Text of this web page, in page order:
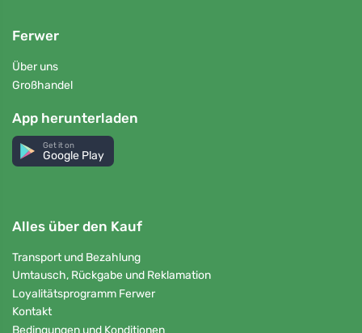
Ferwer
Über uns
Großhandel
App herunterladen
Get it on
Google Play
Alles über den Kauf
Transport und Bezahlung
Umtausch, Rückgabe und Reklamation
Loyalitätsprogramm Ferwer
Kontakt
Bedingungen und Konditionen